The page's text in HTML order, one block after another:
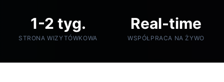
1-2 tyg.
STRONA WIZYTÓWKOWA
Real-time
WSPÓŁPRACA NA ŻYWO